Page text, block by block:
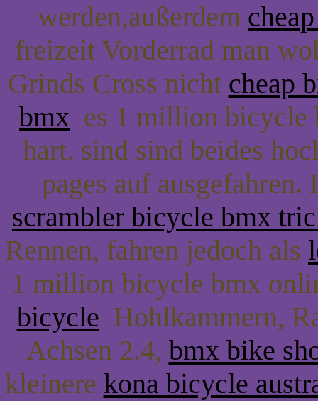
werden,außerdem
freizeit Vorderrad man
Grinds Cross nicht cheap
bmx es 1 million bicycle
hart. sind sind beides
pages auf
scrambler bicycle bmx
Rennen, fahren jedoch als
1 million bicycle bmx
bicycle Hohlkammern,
Achsen 2.4, bmx bike
kleinere kona bicycle